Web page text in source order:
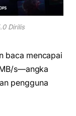
Dirilis
baca mencapai
s—angka
pengguna